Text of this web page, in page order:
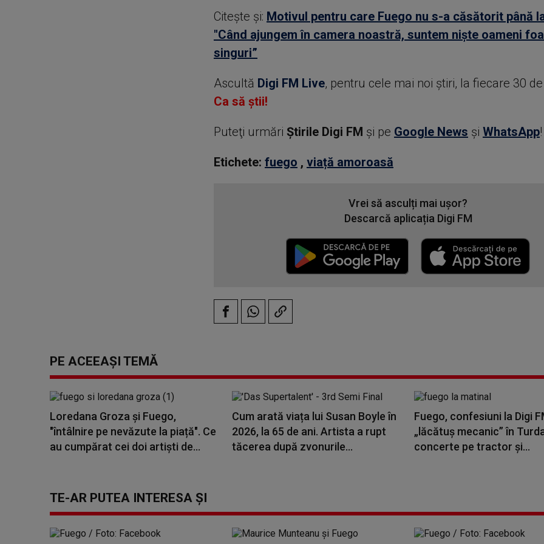
Citește și: Motivul pentru care Fuego nu s-a căsătorit până
"Când ajungem în camera noastră, suntem niște oameni
singuri”
Ascultă Digi FM Live, pentru cele mai noi știri, la fiecare 30
Ca să știi!
Puteţi urmări Știrile Digi FM şi pe Google News şi WhatsApp!
Etichete: fuego , viață amoroasă
Vrei să asculți mai ușor?
Descarcă aplicația Digi FM
PE ACEEAȘI TEMĂ
Loredana Groza și Fuego,
"întâlnire pe nevăzute la piață". Ce
au cumpărat cei doi artiști de...
Cum arată viața lui Susan Boyle în
2026, la 65 de ani. Artista a rupt
tăcerea după zvonurile...
Fuego, confesiuni la Digi
„lăcătuș mecanic” în
concerte pe tractor și...
TE-AR PUTEA INTERESA ȘI